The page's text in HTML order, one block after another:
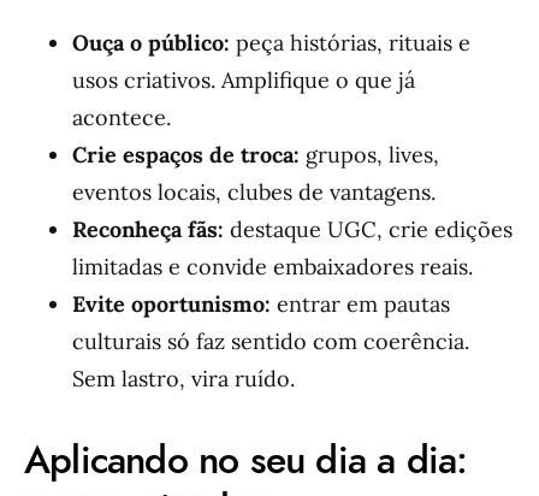
Ouça o público: peça histórias, rituais e
usos criativos. Amplifique o que já
acontece.
Crie espaços de troca: grupos, lives,
eventos locais, clubes de vantagens.
Reconheça fãs: destaque UGC, crie edições
limitadas e convide embaixadores reais.
Evite oportunismo: entrar em pautas
culturais só faz sentido com coerência.
Sem lastro, vira ruído.
Aplicando no seu dia a dia: